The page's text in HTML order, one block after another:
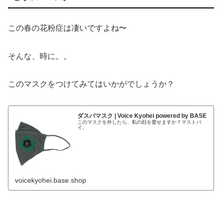
この春の花粉症は凄いですよね〜
そんな、時に。。
このマスクをつけてみてはいかがでしょうか？
ダスバマスク | Voice Kyohei powered by BASE
このマスクを外したら、私の顔を愛せますか？マストバ
イ。
voicekyohei.base.shop